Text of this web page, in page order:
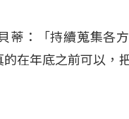
蒂：「持續蒐集各
在年底之前可以，